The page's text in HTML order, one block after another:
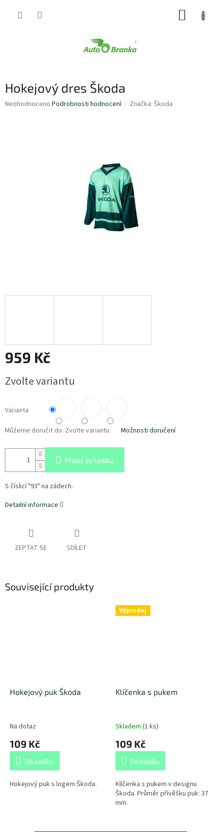
Hokejový dres Škoda
Průměrné
Neohodnoceno Podrobnosti hodnocení Značka: Škoda
959 Kč
cena:
Zvolte variantu
Varianta
Můžeme doručit do: Zvolte variantu Možnosti doručení
Přidat do košíku
S číslicí "93" na zádech.
Detailní informace
ZEPTAT SE SDÍLET
Související produkty
Hokejový puk Škoda
Na dotaz
109 Kč
Do košíku
Hokejový puk s logem Škoda.
Výprodej
Klíčenka s pukem
Skladem (1 ks)
109 Kč
Do košíku
Klíčenka s pukem v designu
Škoda. Průměr přívěšku puk: 37
mm.